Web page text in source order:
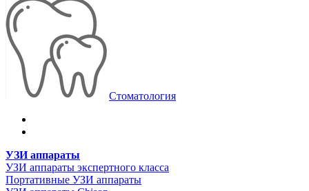
Стоматология
УЗИ аппараты
УЗИ аппараты экспертного класса
Портативные УЗИ аппараты